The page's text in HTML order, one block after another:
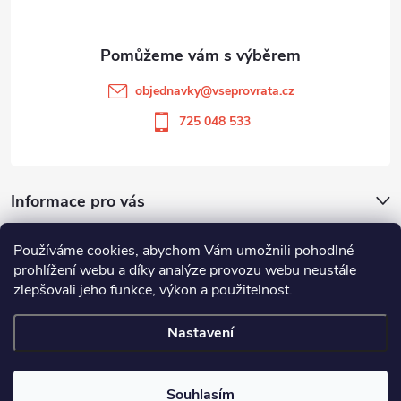
Používáme cookies, abychom Vám umožnili pohodlné
prohlížení webu a díky analýze provozu webu neustále
zlepšovali jeho funkce, výkon a použitelnost.
Nastavení
Souhlasím
objednavky@vseprovrata.cz
725 048 533
Informace pro vás
Odstoupit od smlouvy
Copyright 2026Vše pro vrata. Všechna práva vyhrazena.